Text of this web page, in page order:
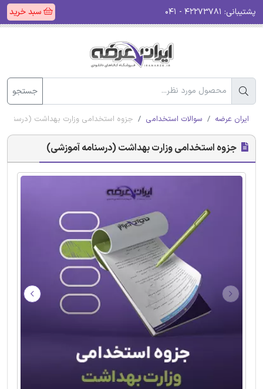
پشتیبانی: سبد خرید
جستجو
ایران عرضه سوالات استخدامی جزوه استخدامی وزارت بهداشت (درسنامه
جزوه استخدامی وزارت بهداشت (درسنامه آموزشی)